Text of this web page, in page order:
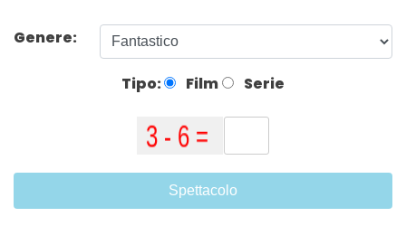
Genere:
Tipo: Film Serie
Spettacolo